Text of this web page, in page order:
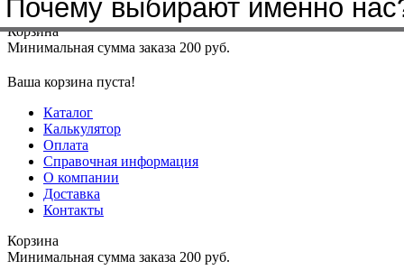
Меню+7(4912)50-37-50sbit@krep62.ru
Корзина
Минимальная сумма заказа 200 руб.
Ваша корзина пуста!
Каталог
Калькулятор
Оплата
Справочная информация
О компании
Доставка
Контакты
Корзина
Минимальная сумма заказа 200 руб.
Почему выбирают именно